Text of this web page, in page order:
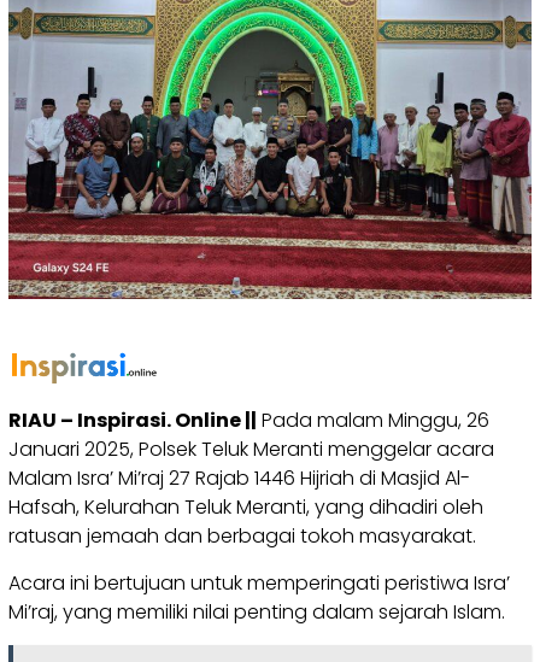
RIAU – Inspirasi. Online || Pada malam Minggu, 26
Januari 2025, Polsek Teluk Meranti menggelar acara
Malam Isra’ Mi’raj 27 Rajab 1446 Hijriah di Masjid Al-
Hafsah, Kelurahan Teluk Meranti, yang dihadiri oleh
ratusan jemaah dan berbagai tokoh masyarakat.
Acara ini bertujuan untuk memperingati peristiwa Isra’
Mi’raj, yang memiliki nilai penting dalam sejarah Islam.